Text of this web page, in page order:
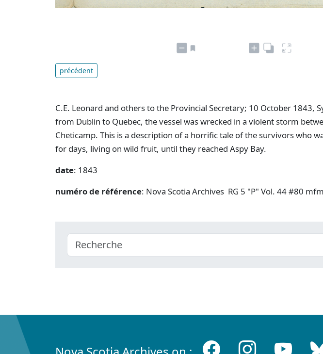
précédent
C.E. Leonard and others to the Provincial Secretary; 10 October 1843,
from Dublin to Quebec, the vessel was wrecked in a violent storm
Cheticamp. This is a description of a horrific tale of the survivors who
for days, living on wild fruit, until they reached Aspy Bay.
date: 1843
numéro de référence: Nova Scotia Archives RG 5 "P" Vol. 44 #80